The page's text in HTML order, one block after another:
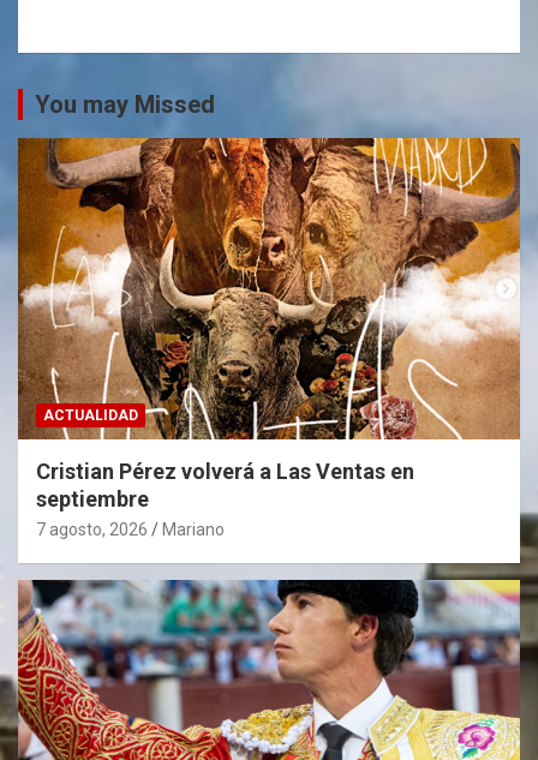
You may Missed
ACTUALIDAD
Cristian Pérez volverá a Las Ventas en
septiembre
7 agosto, 2026 Mariano